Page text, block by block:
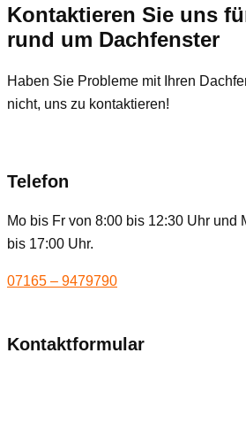
Kontaktieren Sie uns
rund um Dachfenster
Haben Sie Probleme mit Ihren
nicht, uns zu kontaktieren!
Telefon
Mo bis Fr von 8:00 bis 12:30 Uhr und
bis 17:00 Uhr.
07165 – 9479790
Kontaktformular